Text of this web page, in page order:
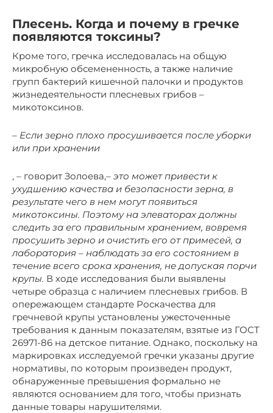
Плесень. Когда и почему в гречке
появляются токсины?
Кроме того, гречка исследовалась на общую
микробную обсемененность, а также наличие
групп бактерий кишечной палочки и продуктов
жизнедеятельности плесневых грибов –
микотоксинов.
– Если зерно плохо просушивается после уборки
или при хранении
, – говорит Золоева,– это может привести к
ухудшению качества и безопасности зерна, в
результате чего в нем могут появиться
микотоксины. Поэтому на элеваторах должны
следить за его правильным хранением, вовремя
просушить зерно и очистить его от примесей, а
лаборатория – наблюдать за его состоянием в
течение всего срока хранения, не допуская порчи
крупы. В ходе исследования были выявлены
четыре образца с наличием плесневых грибов. В
опережающем стандарте Роскачества для
гречневой крупы установлены ужесточенные
требования к данным показателям, взятые из ГОСТ
26971-86 на детское питание. Однако, поскольку на
маркировках исследуемой гречки указаны другие
нормативы, по которым произведен продукт,
обнаруженные превышения формально не
являются основанием для того, чтобы признать
данные товары нарушителями.